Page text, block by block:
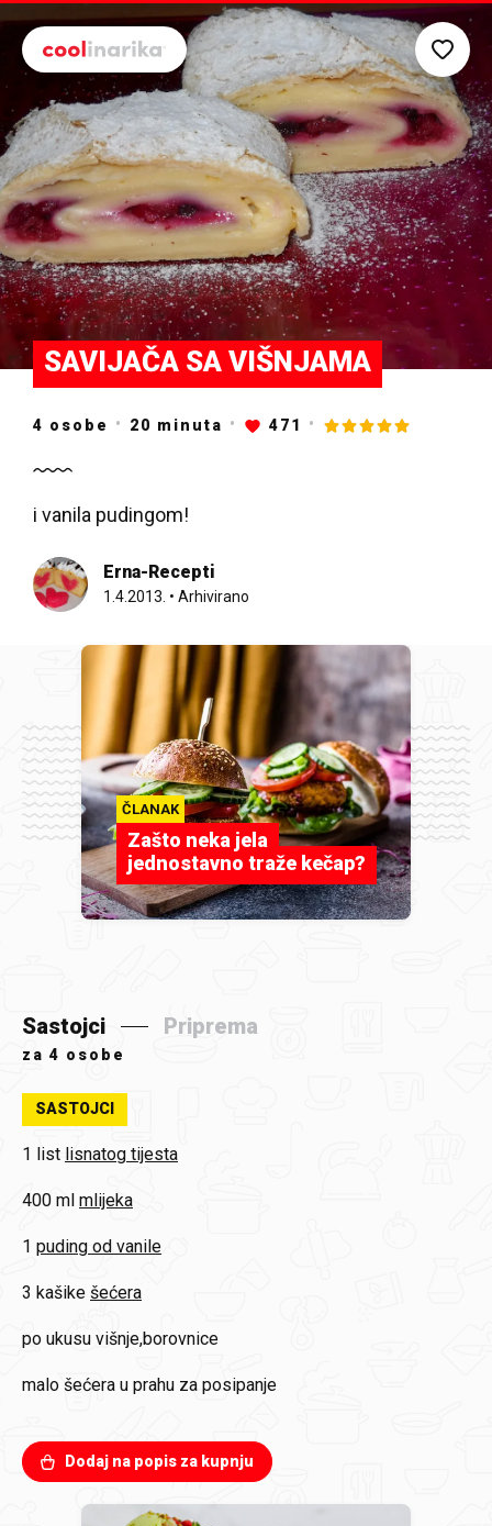
Preskoči na glavni sadržaj
SAVIJAČA SA VIŠNJAMA
4 osobe 20 minuta 471
i vanila pudingom!
Erna-Recepti
1.4.2013. • Arhivirano
ČLANAK
Zašto neka jela
jednostavno traže kečap?
Sastojci Priprema
za 4 osobe
SASTOJCI
1 list lisnatog tijesta
400 ml mlijeka
1 puding od vanile
3 kašike šećera
po ukusu višnje,borovnice
malo šećera u prahu za posipanje
Dodaj na popis za kupnju